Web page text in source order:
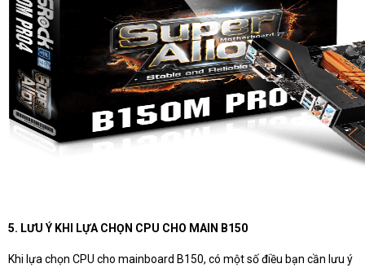
5. LƯU Ý KHI LỰA CHỌN CPU CHO MAIN B150
Khi lựa chọn CPU cho mainboard B150, có một số điều bạn cần lưu ý